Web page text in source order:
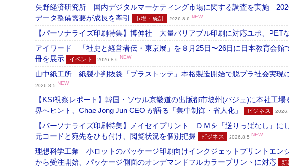
矢野経済研究所 国内デジタルマーケティング市場に関する調査を実施
データ整備需要が成長を牽引
市場・統計 2026.8.6 NEW
【パーソナライズ印刷特集】博伸社 大量バリアブル印刷に対応ユポ、PET
アイワード 「社史と経営者伝・東京展」を８月25日〜26日に日本教育会
冊を展示
イベント 2026.8.6 NEW
山中紙工所 紙製小判抜袋「プラストッテ」本格製造開始で脱プラ社会実
2026.8.5 NEW
【KSI視察レポート】韓国・ソウル京畿道の出版都市坡州(パジュ)に本社工
界へヒント、Chae Jong Jun CEO が語る「集中制御・省人化」
ビジネス
【パーソナライズ印刷特集】メイセイプリント ＤＭを「送りっぱなし」
元コードと宛先をひも付け、閲覧状況を個別把握
ビジネス 2026.8.5 NEW
理想科学工業 小ロットのパッケージ印刷向けインクジェットプリントエン
から受注開始、パッケージ側面のオンデマンドフルカラープリントに対応
新